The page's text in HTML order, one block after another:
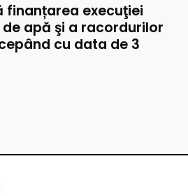
finanțarea execuţiei
apă şi a racordurilor
cu data de 3